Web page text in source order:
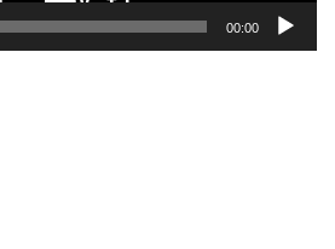
00:00